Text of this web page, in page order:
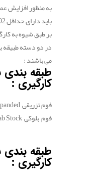
به منظور افزایش
باید دارای حداقل 92% Closed Cell باشد.
بر طبق شیوه به
در دو دسته
می باشند :
طبقه بندی
کارگیری :
فوم تزریقی IN- Situ Expanded
فوم بلوکی Slab Stock
طبقه بندی
کارگیری :